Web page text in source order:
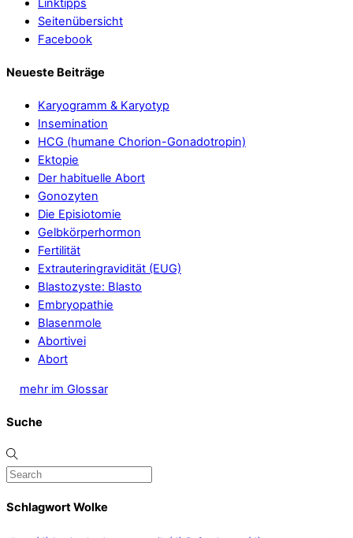
Linktipps
Seitenübersicht
Facebook
Neueste Beiträge
Karyogramm & Karyotyp
Insemination
HCG (humane Chorion-Gonadotropin)
Ektopie
Der habituelle Abort
Gonozyten
Die Episiotomie
Gelbkörperhormon
Fertilität
Extrauteringravidität (EUG)
Blastozyste: Blasto
Embryopathie
Blasenmole
Abortivei
Abort
mehr im Glossar
Suche
Schlagwort Wolke